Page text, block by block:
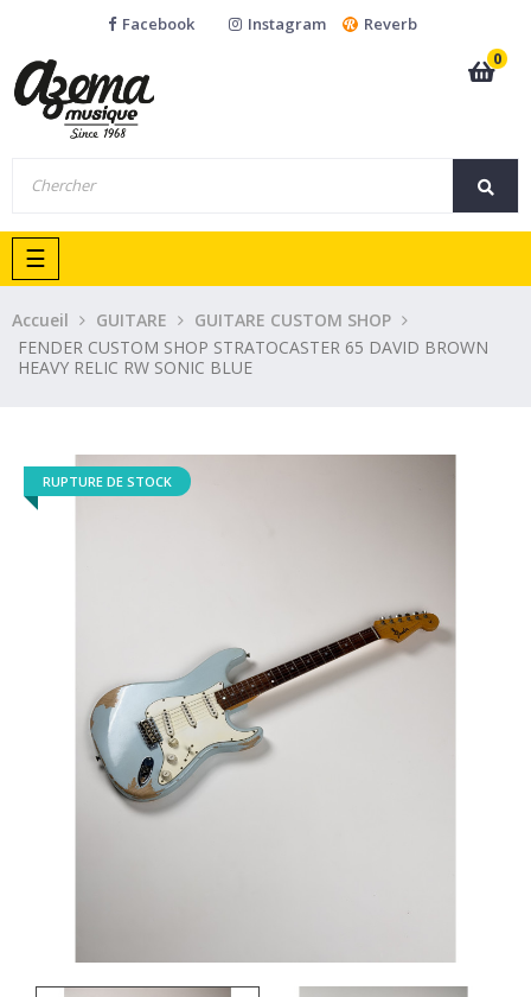
Facebook Instagram
Reverb
0
Basculer
la
navigation
☰
Accueil GUITARE
GUITARE CUSTOM SHOP
FENDER CUSTOM SHOP STRATOCASTER 65 DAVID BROWN
HEAVY RELIC RW SONIC BLUE
RUPTURE DE STOCK